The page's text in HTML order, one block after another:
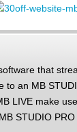
that
to an MB
LIVE make
STUDIO